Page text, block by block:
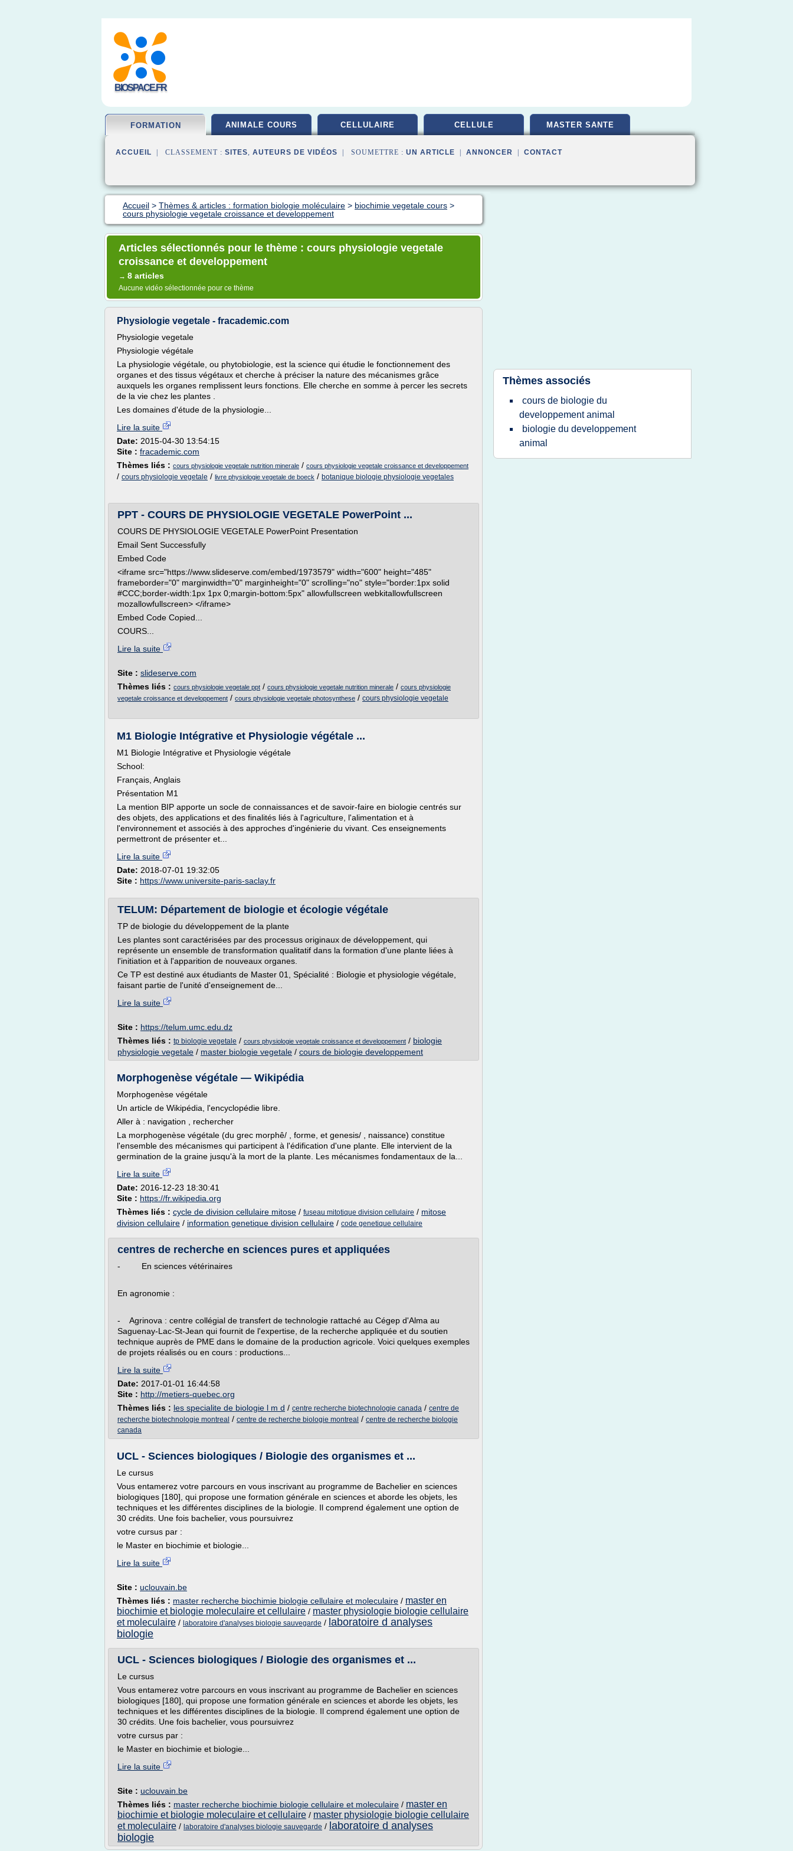
BIOSPACE.FR
FORMATION ANIMALE COURS CELLULAIRE CELLULE MASTER SANTE
ACCUEIL | CLASSEMENT : SITES, AUTEURS DE VIDÉOS | SOUMETTRE : UN ARTICLE ANNONCER CONTACT
Accueil > Thèmes & articles : formation biologie moléculaire > biochimie vegetale cours >
cours physiologie vegetale croissance et developpement
Articles sélectionnés pour le thème : cours physiologie vegetale
croissance et developpement
→ 8 articles
Aucune vidéo sélectionnée pour ce thème
Physiologie vegetale - fracademic.com
Physiologie vegetale
Physiologie végétale
La physiologie végétale, ou phytobiologie, est la science qui étudie le fonctionnement des
organes et des tissus végétaux et cherche à préciser la nature des mécanismes grâce
auxquels les organes remplissent leurs fonctions. Elle cherche en somme à percer les secrets
de la vie chez les plantes .
Les domaines d'étude de la physiologie...
Lire la suite
Date: 2015-04-30 13:54:15
Site : fracademic.com
Thèmes liés : cours physiologie vegetale nutrition minerale / cours physiologie vegetale croissance et developpement
/ cours physiologie vegetale / livre physiologie vegetale de boeck / botanique biologie physiologie vegetales
PPT - COURS DE PHYSIOLOGIE VEGETALE PowerPoint ...
COURS DE PHYSIOLOGIE VEGETALE PowerPoint Presentation
Email Sent Successfully
Embed Code
<iframe src="https://www.slideserve.com/embed/1973579" width="600" height="485"
frameborder="0" marginwidth="0" marginheight="0" scrolling="no" style="border:1px solid
#CCC;border-width:1px 1px 0;margin-bottom:5px" allowfullscreen webkitallowfullscreen
mozallowfullscreen> </iframe>
Embed Code Copied...
COURS...
Lire la suite
Site : slideserve.com
Thèmes liés : cours physiologie vegetale ppt / cours physiologie vegetale nutrition minerale / cours physiologie
vegetale croissance et developpement / cours physiologie vegetale photosynthese / cours physiologie vegetale
M1 Biologie Intégrative et Physiologie végétale ...
M1 Biologie Intégrative et Physiologie végétale
School:
Français, Anglais
Présentation M1
La mention BIP apporte un socle de connaissances et de savoir-faire en biologie centrés sur
des objets, des applications et des finalités liés à l'agriculture, l'alimentation et à
l'environnement et associés à des approches d'ingénierie du vivant. Ces enseignements
permettront de présenter et...
Lire la suite
Date: 2018-07-01 19:32:05
Site : https://www.universite-paris-saclay.fr
TELUM: Département de biologie et écologie végétale
TP de biologie du développement de la plante
Les plantes sont caractérisées par des processus originaux de développement, qui
représente un ensemble de transformation qualitatif dans la formation d'une plante liées à
l'initiation et à l'apparition de nouveaux organes.
Ce TP est destiné aux étudiants de Master 01, Spécialité : Biologie et physiologie végétale,
faisant partie de l'unité d'enseignement de...
Lire la suite
Site : https://telum.umc.edu.dz
Thèmes liés : tp biologie vegetale / cours physiologie vegetale croissance et developpement / biologie
physiologie vegetale / master biologie vegetale / cours de biologie developpement
Morphogenèse végétale — Wikipédia
Morphogenèse végétale
Un article de Wikipédia, l'encyclopédie libre.
Aller à : navigation , rechercher
La morphogenèse végétale (du grec morphê/ , forme, et genesis/ , naissance) constitue
l'ensemble des mécanismes qui participent à l'édification d'une plante. Elle intervient de la
germination de la graine jusqu'à la mort de la plante. Les mécanismes fondamentaux de la...
Lire la suite
Date: 2016-12-23 18:30:41
Site : https://fr.wikipedia.org
Thèmes liés : cycle de division cellulaire mitose / fuseau mitotique division cellulaire / mitose
division cellulaire / information genetique division cellulaire / code genetique cellulaire
centres de recherche en sciences pures et appliquées
- En sciences vétérinaires
En agronomie :
- Agrinova : centre collégial de transfert de technologie rattaché au Cégep d'Alma au
Saguenay-Lac-St-Jean qui fournit de l'expertise, de la recherche appliquée et du soutien
technique auprès de PME dans le domaine de la production agricole. Voici quelques exemples
de projets réalisés ou en cours : productions...
Lire la suite
Date: 2017-01-01 16:44:58
Site : http://metiers-quebec.org
Thèmes liés : les specialite de biologie l m d / centre recherche biotechnologie canada / centre de
recherche biotechnologie montreal / centre de recherche biologie montreal / centre de recherche biologie
canada
UCL - Sciences biologiques / Biologie des organismes et ...
Le cursus
Vous entamerez votre parcours en vous inscrivant au programme de Bachelier en sciences
biologiques [180], qui propose une formation générale en sciences et aborde les objets, les
techniques et les différentes disciplines de la biologie. Il comprend également une option de
30 crédits. Une fois bachelier, vous poursuivrez
votre cursus par :
le Master en biochimie et biologie...
Lire la suite
Site : uclouvain.be
Thèmes liés : master recherche biochimie biologie cellulaire et moleculaire / master en
biochimie et biologie moleculaire et cellulaire / master physiologie biologie cellulaire
et moleculaire / laboratoire d'analyses biologie sauvegarde / laboratoire d analyses
biologie
UCL - Sciences biologiques / Biologie des organismes et ...
Le cursus
Vous entamerez votre parcours en vous inscrivant au programme de Bachelier en sciences
biologiques [180], qui propose une formation générale en sciences et aborde les objets, les
techniques et les différentes disciplines de la biologie. Il comprend également une option de
30 crédits. Une fois bachelier, vous poursuivrez
votre cursus par :
le Master en biochimie et biologie...
Lire la suite
Site : uclouvain.be
Thèmes liés : master recherche biochimie biologie cellulaire et moleculaire / master en
biochimie et biologie moleculaire et cellulaire / master physiologie biologie cellulaire
et moleculaire / laboratoire d'analyses biologie sauvegarde / laboratoire d analyses
biologie
Thèmes associés
cours de biologie du
developpement animal
biologie du developpement
animal